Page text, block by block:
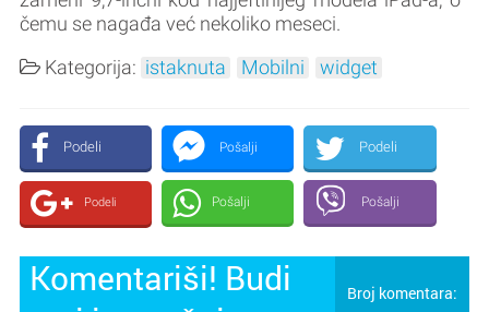
čemu se nagađa već nekoliko meseci.
Kategorija: istaknuta Mobilni widget
Podeli Pošalji Podeli
Podeli Pošalji Pošalji
Komentariši! Budi
Broj komentara: